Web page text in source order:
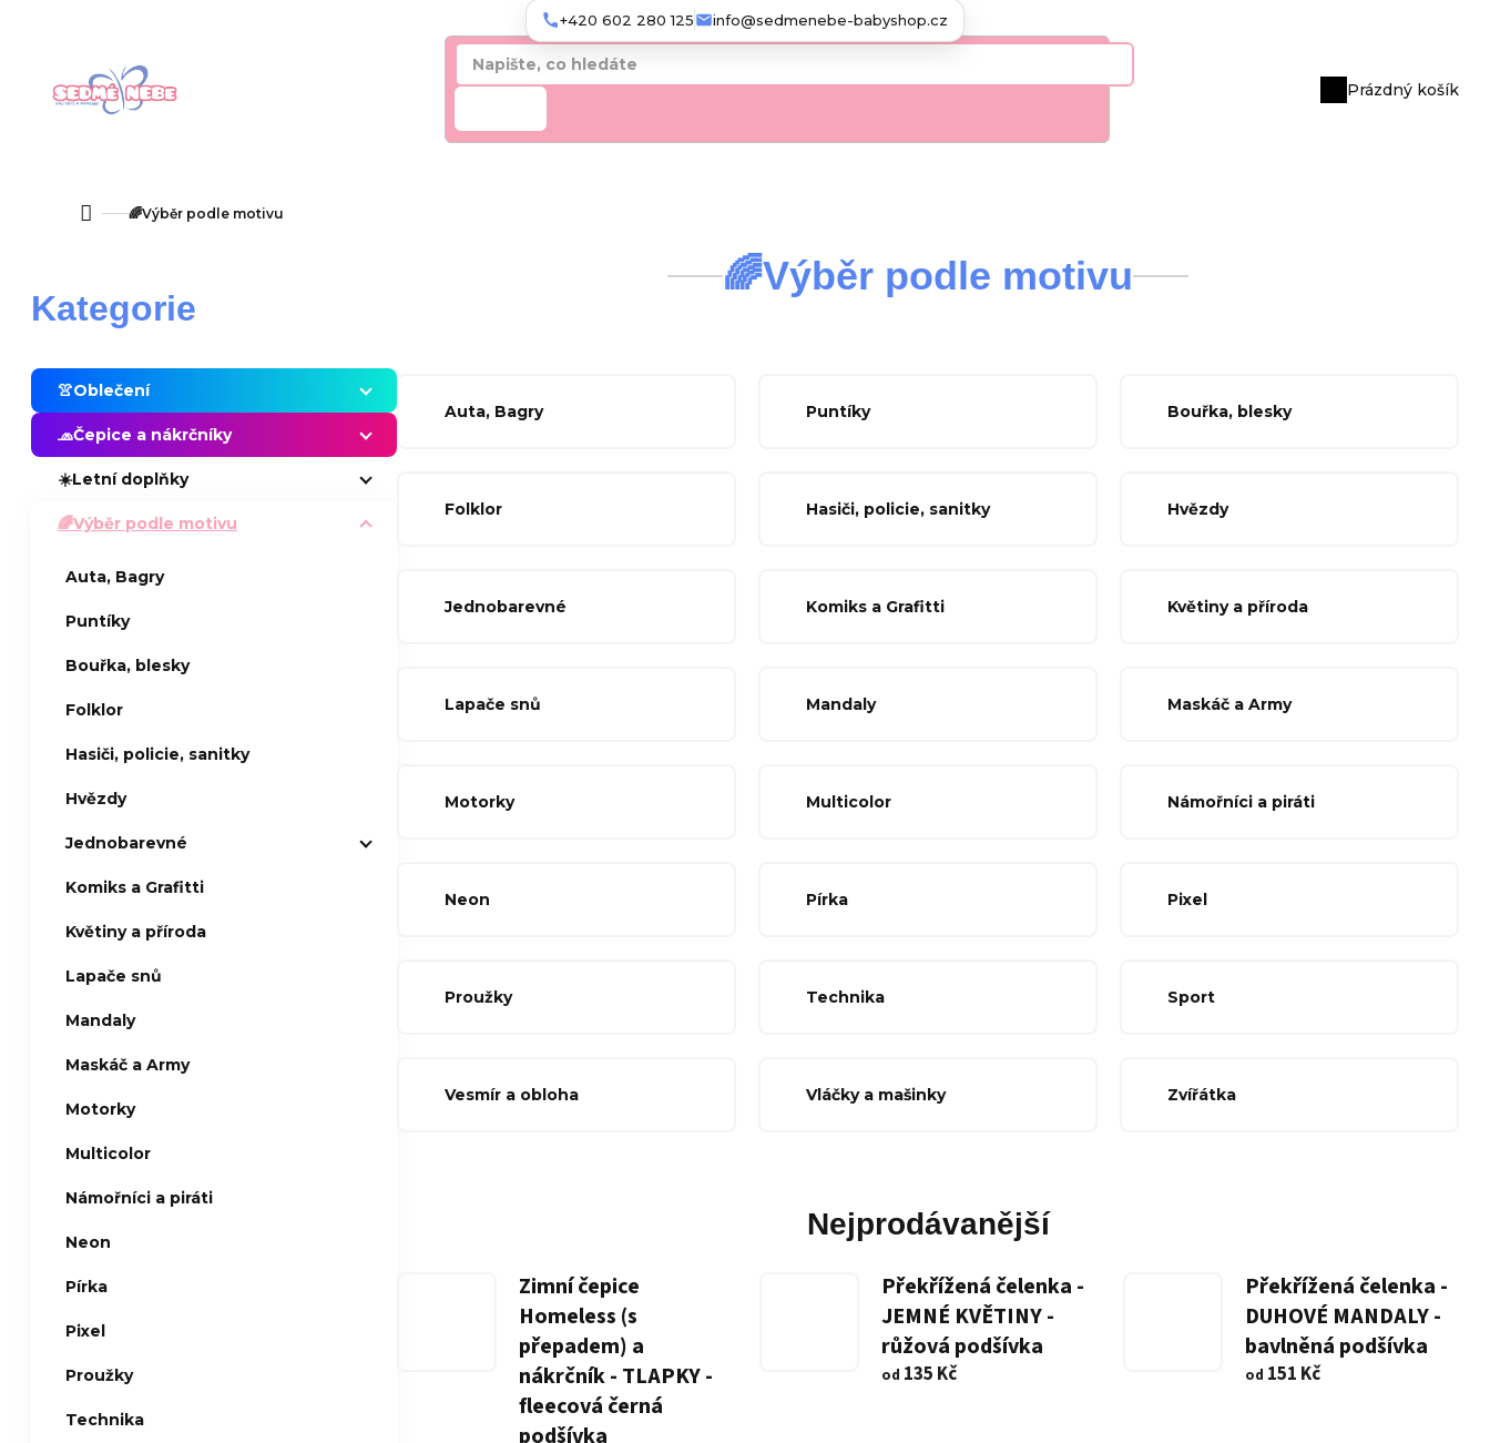
Nákupní
Prázdný košík
Domů🌈Výběr podle motivu
o
s
t
Přeskočit
kategorie
Kategorie
👚Oblečení
🧢Čepice a nákrčníky
☀️Letní doplňky
🌈Výběr podle motivu
Auta, Bagry
Puntíky
Bouřka, blesky
Folklor
Hasiči, policie, sanitky
Hvězdy
Jednobarevné
Komiks a Grafitti
Květiny a příroda
Lapače snů
Mandaly
Maskáč a Army
Motorky
Multicolor
Námořníci a piráti
Neon
Pírka
Pixel
Proužky
Technika
🌈Výběr podle motivu
Auta, Bagry Puntíky Bouřka, blesky
Folklor Hasiči, policie, sanitky Hvězdy
Jednobarevné Komiks a Grafitti Květiny a příroda
Lapače snů Mandaly Maskáč a Army
Motorky Multicolor Námořníci a piráti
Neon Pírka Pixel
Proužky Technika Sport
Vesmír a obloha Vláčky a mašinky Zvířátka
Nejprodávanější
Zimní čepice
Homeless (s
přepadem) a
nákrčník - TLAPKY -
fleecová černá
podšívka
Překřížená čelenka -
JEMNÉ KVĚTINY -
růžová podšívka
od 135 Kč
Překřížená čelenka -
DUHOVÉ MANDALY -
bavlněná podšívka
od 151 Kč
+420 602 280 125 info@sedmenebe-babyshop.cz